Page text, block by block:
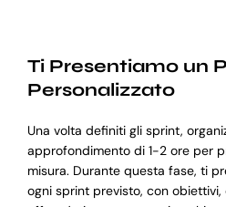
Ti Presentiamo un
Personalizzato
Una volta definiti gli sprint,
approfondimento di 1-2 ore per
misura. Durante questa fase, ti
ogni sprint previsto, con